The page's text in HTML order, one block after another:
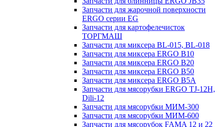
Запчасти для жарочной поверхности
ERGO серии EG
Запчасти для картофелечисток
ТОРГМАШ
Запчасти для миксера BL-015, BL-018
Запчасти для миксера ERGO B10
Запчасти для миксера ERGO B20
Запчасти для миксера ERGO B50
Запчасти для миксера ERGO B5A
Запчасти для мясорубки ERGO TJ-12H,
Dili-12
Запчасти для мясорубки МИМ-300
Запчасти для мясорубки МИМ-600
Запчасти для мясорубок FAMA 12 и 22